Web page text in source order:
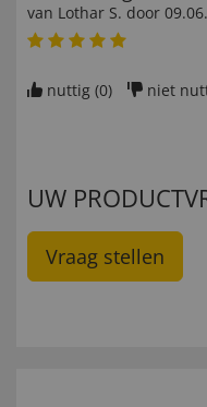
van Lothar S. door
nuttig (0) niet
UW
Vraag stellen